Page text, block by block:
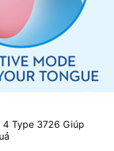
Type 3726 Giúp